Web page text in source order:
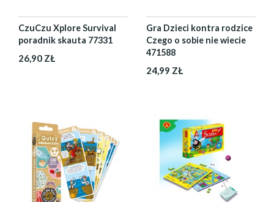
CzuCzu Xplore Survival
poradnik skauta 77331
26,90 ZŁ
Gra Dzieci kontra rodzice
Czego o sobie nie wiecie
471588
24,99 ZŁ